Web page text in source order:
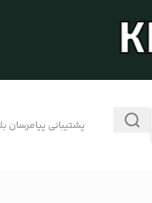
پشتیبانی پیامرسان